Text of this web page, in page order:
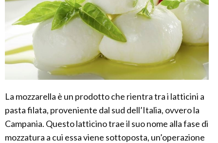
La mozzarella è un prodotto che rientra tra i latticini a
pasta filata, proveniente dal sud dell’Italia, ovvero la
Campania. Questo latticino trae il suo nome alla fase di
mozzatura a cui essa viene sottoposta, un’operazione